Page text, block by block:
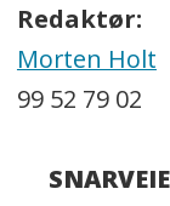
Redaktør:
Morten Holt
99 52 79 02